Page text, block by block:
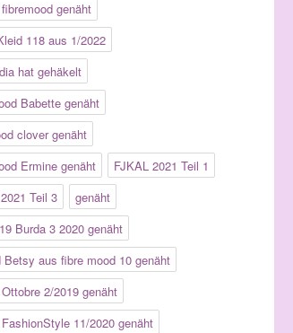
genäht
118 aus 1/2022
hat gehäkelt
Babette genäht
clover genäht
Ermine genäht
FJKAL 2021 Teil 1
Teil 3
genäht
Burda 3 2020 genäht
Betsy aus fibre mood 10 genäht
2/2019 genäht
11/2020 genäht